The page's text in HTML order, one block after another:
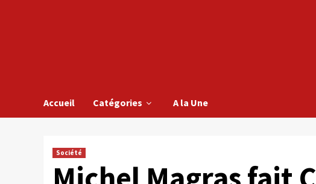
Accueil Catégories A la Une
Société